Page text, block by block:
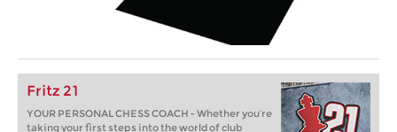
Fritz 21
YOUR PERSONAL CHESS COACH - Whether you’re
taking your first steps into the world of club